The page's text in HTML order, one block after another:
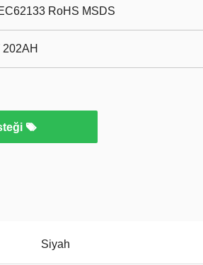
RoHS MSDS
202AH
Siyah